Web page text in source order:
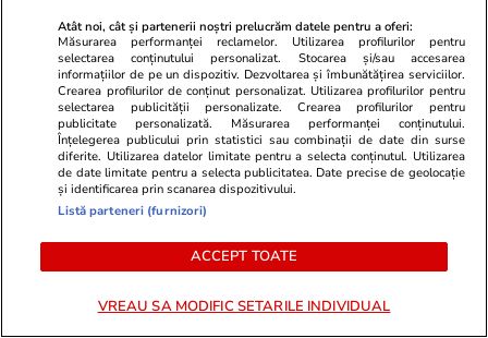
Lifestyle 08 iul.
Ce este oțetul de orez și în ce
preparate se folosește
Atât noi, cât și partenerii noștri prelucrăm datele pentru a oferi:
Măsurarea performanței reclamelor. Utilizarea profilurilor pentru
selectarea conținutului personalizat. Stocarea și/sau accesarea
informațiilor de pe un dispozitiv. Dezvoltarea și îmbunătățirea serviciilor.
Crearea profilurilor de conținut personalizat. Utilizarea profilurilor pentru
selectarea publicității personalizate. Crearea profilurilor pentru
publicitate personalizată. Măsurarea performanței conținutului.
Înțelegerea publicului prin statistici sau combinații de date din surse
diferite. Utilizarea datelor limitate pentru a selecta conținutul. Utilizarea
de date limitate pentru a selecta publicitatea. Date precise de geolocație
și identificarea prin scanarea dispozitivului.
Listă parteneri (furnizori)
ACCEPT TOATE
VREAU SA MODIFIC SETARILE INDIVIDUAL